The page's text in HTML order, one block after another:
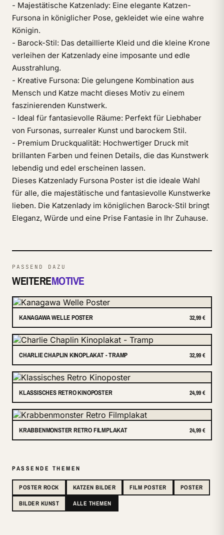
- Majestätische Katzenlady: Eine elegante Katzen-
Fursona in königlicher Pose, gekleidet wie eine wahre
Königin.
- Barock-Stil: Das detaillierte Kleid und die kleine Krone
verleihen der Katzenlady eine imposante und edle
Ausstrahlung.
- Kreative Fursona: Die gelungene Kombination aus
Mensch und Katze macht dieses Motiv zu einem
faszinierenden Kunstwerk.
- Ideal für fantasievolle Räume: Perfekt für Liebhaber
von Fursonas, surrealer Kunst und barockem Stil.
- Premium Druckqualität: Hochwertiger Druck mit
brillanten Farben und feinen Details, die das Kunstwerk
lebendig und edel erscheinen lassen.
Dieses Katzenlady Fursona Poster ist die ideale Wahl
für alle, die majestätische und fantasievolle Kunstwerke
lieben. Die Katzenlady im königlichen Barock-Stil bringt
Eleganz, Würde und eine Prise Fantasie in Ihr Zuhause.
PASSEND DAZU
WEITEREMOTIVE
KANAGAWA WELLE POSTER 32,99 €
CHARLIE CHAPLIN KINOPLAKAT - TRAMP 32,99 €
KLASSISCHES RETRO KINOPOSTER 24,99 €
KRABBENMONSTER RETRO FILMPLAKAT 24,99 €
PASSENDE THEMEN
POSTER ROCK KATZEN BILDER FILM POSTER
POSTER
BILDER KUNST
ALLE THEMEN